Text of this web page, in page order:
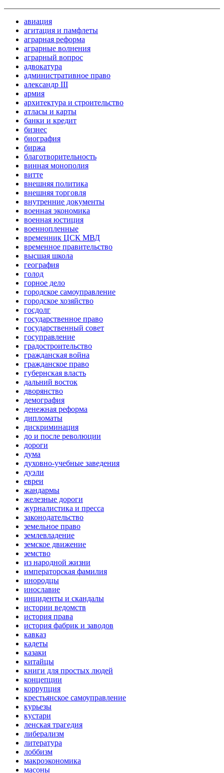
авиация
агитация и памфлеты
аграрная реформа
аграрные волнения
аграрный вопрос
адвокатура
административное право
александр III
армия
архитектура и строительство
атласы и карты
банки и кредит
бизнес
биография
биржа
благотворительность
винная монополия
витте
внешняя политика
внешняя торговля
внутренние документы
военная экономика
военная юстиция
военнопленные
временник ЦСК МВД
временное правительство
высшая школа
география
голод
горное дело
городское самоуправление
городское хозяйство
госдолг
государственное право
государственный совет
госуправление
градостроительство
гражданская война
гражданское право
губернская власть
дальний восток
дворянство
демография
денежная реформа
дипломаты
дискриминация
до и после революции
дороги
дума
духовно-учебные заведения
дуэли
евреи
жандармы
железные дороги
журналистика и пресса
законодательство
земельное право
землевладение
земское движение
земство
из народной жизни
императорская фамилия
инородцы
инославие
инциденты и скандалы
истории ведомств
история права
история фабрик и заводов
кавказ
кадеты
казаки
китайцы
книги для простых людей
концепции
коррупция
крестьянское самоуправление
курьезы
кустари
ленская трагедия
либерализм
литература
лоббизм
макроэкономика
масоны